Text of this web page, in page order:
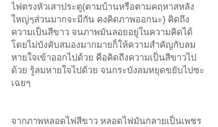
ไฟตรงหัวเสาประตู(ตามบ้านหรือตามคฤหาสหลัง
ใหญ่ๆส่วนมากจะมีกัน คงคิดภาพออกนะ) คิดถึง
ความเป็นสีขาว จนภาพมันลอยอยู่ในความคิดได้
โดยไม่บังคับสมองมากมายก็ให้ความสำคัญกับลม
หายใจเข้าออกไปด้วย คือคิดถึงความเป็นสีขาวไป
ด้วย รู้ลมหายใจไปด้วย จนกระบังลมหยุดขยับไปซะ
เฉยๆ
จากภาพหลอดไฟสีขาว หลอดไฟมันกลายเป็นเพชร